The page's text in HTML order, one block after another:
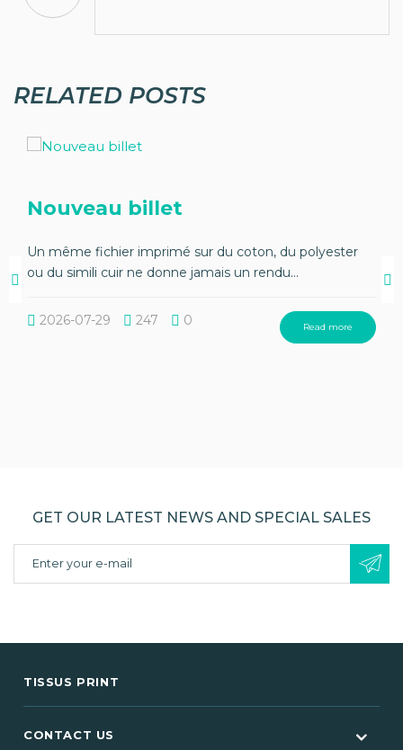
RELATED POSTS
Nouveau billet
Un même fichier imprimé sur du coton, du polyester
ou du simili cuir ne donne jamais un rendu...
2026-07-29 247 0 Read more
GET OUR LATEST NEWS AND SPECIAL SALES
TISSUS PRINT
CONTACT US